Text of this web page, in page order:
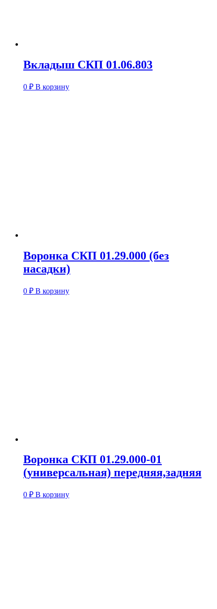
Вкладыш СКП 01.06.803
0 ₽ В корзину
Воронка СКП 01.29.000 (без
насадки)
0 ₽ В корзину
Воронка СКП 01.29.000-01
(универсальная) передняя,задняя
0 ₽ В корзину